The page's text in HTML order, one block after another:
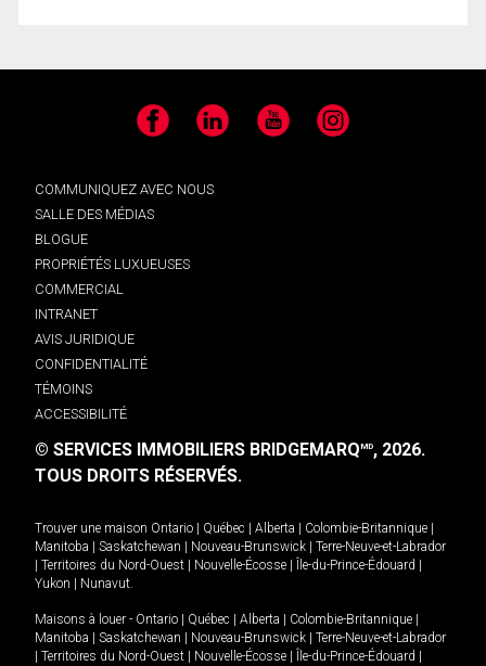
Facebook LinkedIn YouTube Instagram
COMMUNIQUEZ AVEC NOUS
SALLE DES MÉDIAS
BLOGUE
PROPRIÉTÉS LUXUEUSES
COMMERCIAL
INTRANET
AVIS JURIDIQUE
CONFIDENTIALITÉ
TÉMOINS
ACCESSIBILITÉ
© SERVICES IMMOBILIERS BRIDGEMARQMD, 2026.
TOUS DROITS RÉSERVÉS.
Trouver une maison Ontario Québec Alberta Colombie-Britannique
Manitoba
Saskatchewan Nouveau-Brunswick
Terre-Neuve-et-Labrador
Territoires du Nord-Ouest Nouvelle-Écosse Île-du-Prince-Édouard
Yukon
Nunavut.
Maisons à louer - Ontario Québec Alberta Colombie-Britannique
Manitoba
Saskatchewan Nouveau-Brunswick
Terre-Neuve-et-Labrador
Territoires du Nord-Ouest Nouvelle-Écosse Île-du-Prince-Édouard